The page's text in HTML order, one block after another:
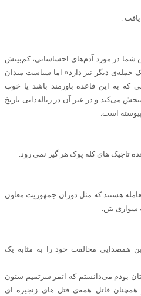
.
شما در مورد آدم‌های احساساتی، کم‌بینش
جمله‌ی دیگر نیز دارد« اما سیاست میدان
به این قاعده باورمند باشد یا خوب
می‌کند و در غیر آن در زباله‌دانی تاریخ
پیوسته است.
تاجیک های کله پوک هر گیر نمی رود.
هستند که مثل دوران جمهوریت معاون
بتن.
مخالفت خود را به مثابه یک
بودم می‌دانستم که اتمر سرتمیم ستون
همچنان قاتل همه‌ی قتل های زنجیره ای